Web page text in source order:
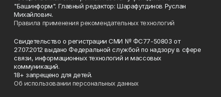
"Башинформ". Главный редактор: Шарафутдинов Руслан
Михайлович.
Правила применения рекомендательных технологий
Свидетельство о регистрации СМИ № ФС77-50803 от
27.07.2012 выдано Федеральной службой по надзору в сфере
связи, информационных технологий и массовых
коммуникаций.
18+ запрещено для детей.
Об использовании персональных данных